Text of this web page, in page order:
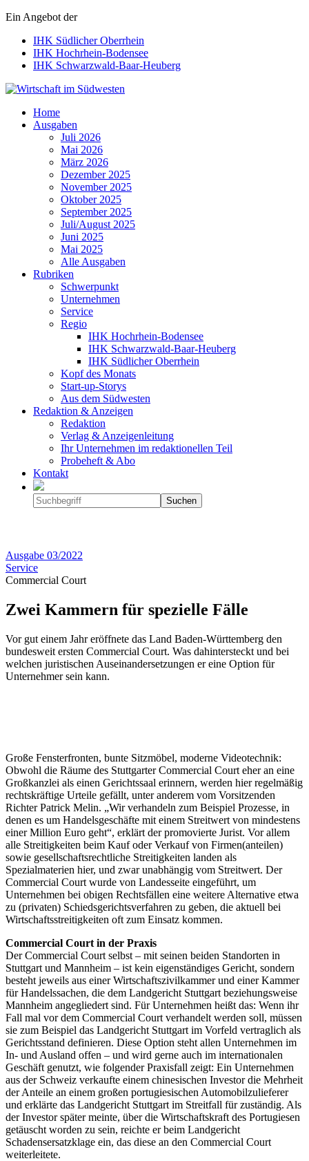
Ein Angebot der
IHK Südlicher Oberrhein
IHK Hochrhein-Bodensee
IHK Schwarzwald-Baar-Heuberg
Wirtschaft im Südwesten
Home
Ausgaben
Juli 2026
Mai 2026
März 2026
Dezember 2025
November 2025
Oktober 2025
September 2025
Juli/August 2025
Juni 2025
Mai 2025
Alle Ausgaben
Rubriken
Schwerpunkt
Unternehmen
Service
Regio
IHK Hochrhein-Bodensee
IHK Schwarzwald-Baar-Heuberg
IHK Südlicher Oberrhein
Kopf des Monats
Start-up-Storys
Aus dem Südwesten
Redaktion & Anzeigen
Redaktion
Verlag & Anzeigenleitung
Ihr Unternehmen im redaktionellen Teil
Probeheft & Abo
Kontakt
Ausgabe 03/2022
Service
Commercial Court
Zwei Kammern für spezielle Fälle
Vor gut einem Jahr eröffnete das Land Baden-Württemberg den
bundesweit ersten Commercial Court. Was dahintersteckt und bei
welchen juristischen Auseinandersetzungen er eine Option für
Unternehmer sein kann.
Große Fensterfronten, bunte Sitzmöbel, moderne Videotechnik:
Obwohl die Räume des Stuttgarter Commercial Court eher an eine
Großkanzlei als einen Gerichtssaal erinnern, werden hier regelmäßig
rechtskräftige Urteile gefällt, unter anderem vom Vorsitzenden
Richter Patrick Melin. „Wir verhandeln zum Beispiel Prozesse, in
denen es um Handelsgeschäfte mit einem Streitwert von mindestens
einer Million Euro geht“, erklärt der promovierte Jurist. Vor allem
alle Streitigkeiten beim Kauf oder Verkauf von Firmen(anteilen)
sowie gesellschaftsrechtliche Streitigkeiten landen als
Spezialmaterien hier, und zwar unabhängig vom Streitwert. Der
Commercial Court wurde von Landesseite eingeführt, um
Unternehmen bei obigen Rechtsfällen eine weitere Alternative etwa
zu (privaten) Schiedsgerichtsverfahren zu geben, die aktuell bei
Wirtschaftsstreitigkeiten oft zum Einsatz kommen.
Commercial Court in der Praxis
Der Commercial Court selbst – mit seinen beiden Standorten in
Stuttgart und Mannheim – ist kein eigenständiges Gericht, sondern
besteht jeweils aus einer Wirtschaftszivilkammer und einer Kammer
für Handelssachen, die dem Landgericht Stuttgart beziehungsweise
Mannheim angegliedert sind. Für Unternehmen heißt das: Wenn ihr
Fall mal vor dem Commercial Court verhandelt werden soll, müssen
sie zum Beispiel das Landgericht Stuttgart im Vorfeld vertraglich als
Gerichtsstand definieren. Diese Option steht allen Unternehmen im
In- und Ausland offen – und wird gerne auch im internationalen
Geschäft genutzt, wie folgender Praxisfall zeigt: Ein Unternehmen
aus der Schweiz verkaufte einem chinesischen Investor die Mehrheit
der Anteile an einem großen portugiesischen Automobilzulieferer
und erklärte das Landgericht Stuttgart im Streitfall für zuständig. Als
der Investor später meinte, über die Wirtschaftskraft des Portugiesen
getäuscht worden zu sein, reichte er beim Landgericht
Schadensersatzklage ein, das diese an den Commercial Court
weiterleitete.